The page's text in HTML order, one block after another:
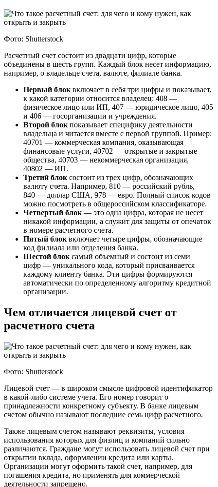
Фото: Shutterstock
Расчетный счет состоит из двадцати цифр, которые
объединены в шесть групп. Каждый блок несет информацию,
например, о владельце счета, валюте, филиале банка.
Первый блок включает в себя три цифры и показывает,
к какой категории относится владелец: 408 —
физическое лицо или ИП, 407 — юридическое лицо, 405
и 406 — госорганизации и учреждения.
Второй блок показывает специфику деятельности
владельца и читается вместе с первой группой. Пример:
40701 — коммерческая компания, оказывающая
финансовые услуги, 40702 — открытые и закрытые
общества, 40703 — некоммерческая организация,
40802 — ИП.
Третий блок состоит из трех цифр, обозначающих
валюту счета. Например, 810 — российский рубль,
840 — доллар США, 978 — евро. Полный список кодов
можно посмотреть в общероссийском классификаторе.
Четвертый блок — это одна цифра, которая не несет
никакой информации, а служит для защиты от опечаток
в номере расчетного счета.
Пятый блок включает четыре цифры, обозначающие
код филиала или отделения банка.
Шестой блок самый объемный и состоит из семи
цифр — уникального кода, который присваивается
каждому клиенту банка. Эти цифры формируются
автоматически по определенному алгоритму кредитной
организации.
Чем отличается лицевой счет от
расчетного счета
Фото: Shutterstock
Лицевой счет — в широком смысле цифровой идентификатор
в какой-либо системе учета. Его номер говорит о
принадлежности конкретному субъекту. В банке лицевым
счетом обычно называют последние семь цифр расчетного.
Также лицевым счетом называют реквизиты, условия
использования которых для физлиц и компаний сильно
различаются. Граждане могут использовать лицевой счет при
открытии вклада, оформлении кредита или карты.
Организации могут оформить такой счет, например, для
погашения кредита, но применять для коммерческой
деятельности запрещено.